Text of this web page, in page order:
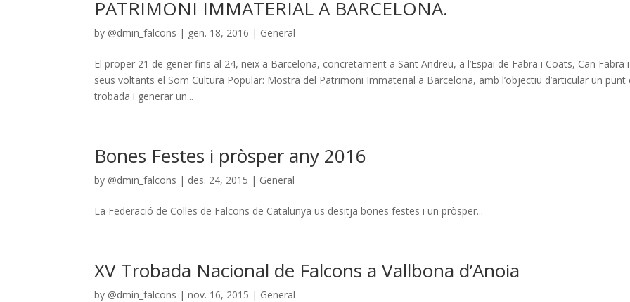
PATRIMONI IMMATERIAL A BARCELONA.
by @dmin_falcons | gen. 18, 2016 | General
El proper 21 de gener fins al 24, neix a Barcelona, concretament a Sant Andreu, a l’Espai de Fabra i Coats, Can Fabra
seus voltants el Som Cultura Popular: Mostra del Patrimoni Immaterial a Barcelona, amb l’objectiu d’articular un punt
trobada i generar un...
Bones Festes i pròsper any 2016
by @dmin_falcons | des. 24, 2015 | General
La Federació de Colles de Falcons de Catalunya us desitja bones festes i un pròsper...
XV Trobada Nacional de Falcons a Vallbona d’Anoia
by @dmin_falcons |nov. 16, 2015 | General